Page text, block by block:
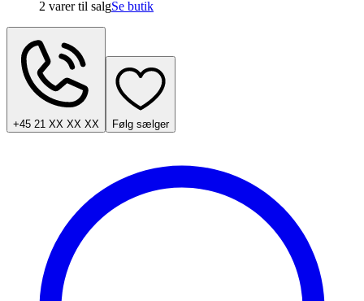
2 varertil salgSe butik
+45 21 XX XX XX Følg sælger